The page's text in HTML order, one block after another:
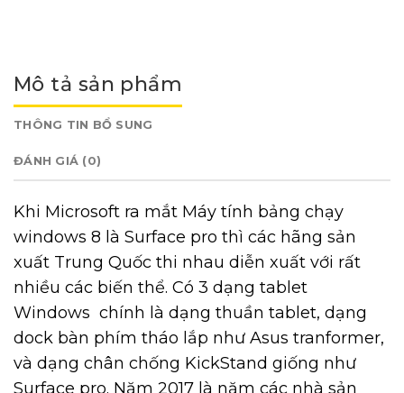
Mô tả sản phẩm
THÔNG TIN BỔ SUNG
ĐÁNH GIÁ (0)
Khi Microsoft ra mắt Máy tính bảng chạy
windows 8 là Surface pro thì các hãng sản
xuất Trung Quốc thi nhau diễn xuất với rất
nhiều các biến thể. Có 3 dạng tablet
Windows chính là dạng thuần tablet, dạng
dock bàn phím tháo lắp như Asus tranformer,
và dạng chân chống KickStand giống như
Surface pro. Năm 2017 là năm các nhà sản